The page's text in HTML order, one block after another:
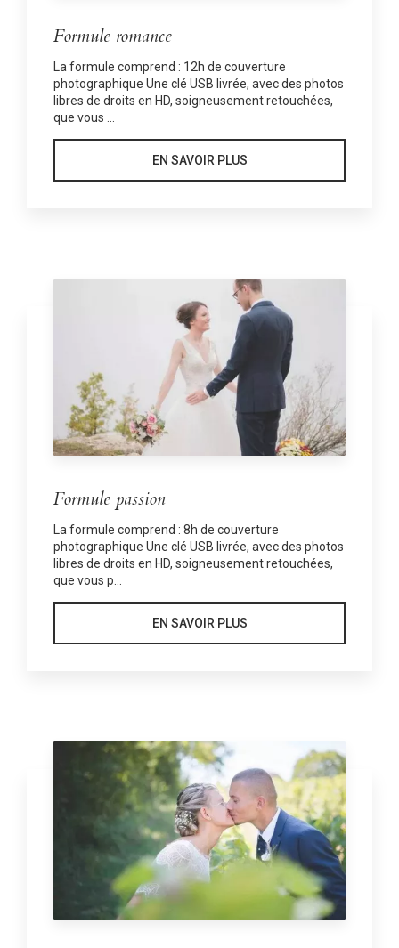
Formule romance
La formule comprend : 12h de couverture
photographique Une clé USB livrée, avec des photos
libres de droits en HD, soigneusement retouchées,
que vous ...
EN SAVOIR PLUS
Formule passion
La formule comprend : 8h de couverture
photographique Une clé USB livrée, avec des photos
libres de droits en HD, soigneusement retouchées,
que vous p...
EN SAVOIR PLUS